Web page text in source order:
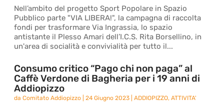
Nell’ambito del progetto Sport Popolare in Spazio
Pubblico parte "VIA LIBERA!", la campagna di raccolta
fondi per trasformare Via Ingrassia, lo spazio
antistante il Plesso Amari dell’I.C.S. Rita Borsellino, in
un'area di socialità e convivialità per tutto il...
Consumo critico “Pago chi non paga” al
Caffè Verdone di Bagheria per i 19 anni di
Addiopizzo
daComitato Addiopizzo |24 Giugno 2023 |ADDIOPIZZO,ATTIVITA'